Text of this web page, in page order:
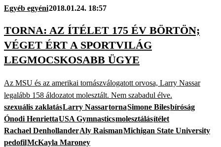
Egyéb egyéni2018.01.24. 18:57
TORNA: AZ ÍTÉLET 175 ÉV BÖRTÖN;
VÉGET ÉRT A SPORTVILÁG
LEGMOCSKOSABB ÜGYE
Az MSU és az amerikai tornászválogatott orvosa, Larry Nassar
legalább 158 áldozatot molesztált. Nem szabadul élve.
szexuális zaklatásLarry NassartornaSimone Bilesbíróság
Ónodi HenriettaUSA Gymnasticsmolesztálásítélet
Rachael DenhollanderAly RaismanMichigan State University
pedofilMcKayla Maroney